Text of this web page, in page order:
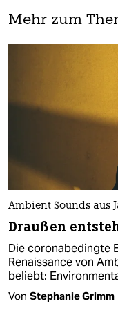
Mehr zum
Ambient Sounds aus
Draußen
Die coronabedingte
Renaissance von
beliebt:
Von Stephanie Grimm